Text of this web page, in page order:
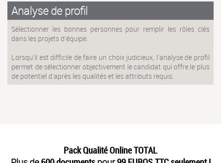
Analyse de profil
Sélectionner les bonnes personnes pour remplir les rôles clés
dans les projets d'équipe.
Lorsqu'il est difficile de faire un choix judicieux, l'analyse de profil
permet de sélectionner objectivement le candidat qui offre le plus
de potentiel d'après les qualités et les attributs requis.
Pack Qualité Online TOTAL